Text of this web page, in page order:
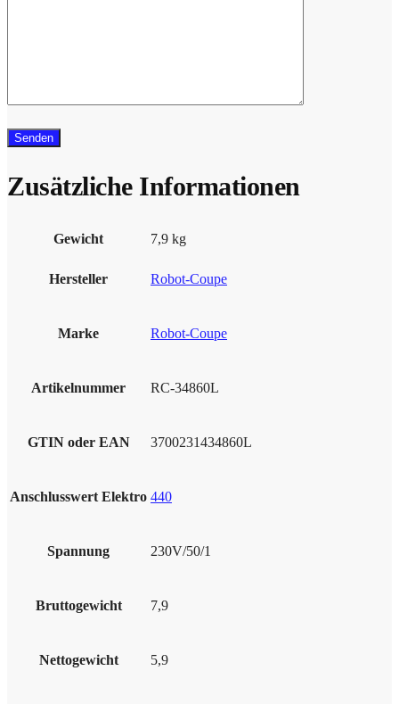
Zusätzliche Informationen
Gewicht 7,9 kg
Hersteller Robot-Coupe
Marke Robot-Coupe
Artikelnummer RC-34860L
GTIN oder EAN 3700231434860L
Anschlusswert Elektro 440
Spannung 230V/50/1
Bruttogewicht 7,9
Nettogewicht 5,9